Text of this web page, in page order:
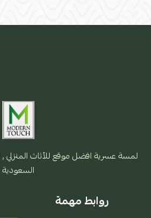
لمسة عسرية افضل موقع للأثاث
السعودية
روابط مهمة